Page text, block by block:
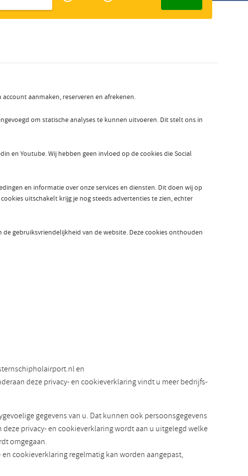
aanmaken, reserveren en afrekenen.
om statische analyses te kunnen uitvoeren. Dit stelt ons in
en Youtube. Wij hebben geen invloed op de cookies die Social
en informatie over onze services en diensten. Dit doen wij op
uitschakelt krijg je nog steeds advertenties te zien, echter
gebruiksvriendelijkheid van de website. Deze cookies onthouden
en
deze privacy- en cookieverklaring vindt u meer bedrijfs-
gegevens van u. Dat kunnen ook persoonsgegevens
privacy- en cookieverklaring wordt aan u uitgelegd welke
omgegaan.
cookieverklaring regelmatig kan worden aangepast,